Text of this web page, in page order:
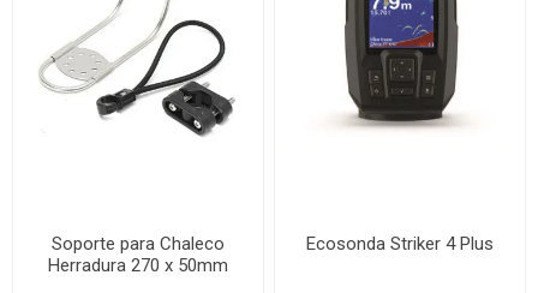
Soporte para Chaleco
Herradura 270 x 50mm
Ecosonda Striker 4 Plus